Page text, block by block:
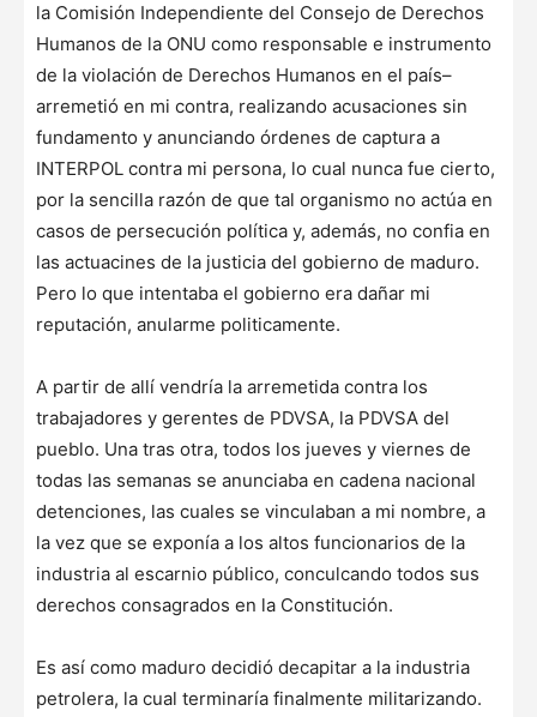
la Comisión Independiente del Consejo de Derechos
Humanos de la ONU como responsable e instrumento
de la violación de Derechos Humanos en el país–
arremetió en mi contra, realizando acusaciones sin
fundamento y anunciando órdenes de captura a
INTERPOL contra mi persona, lo cual nunca fue cierto,
por la sencilla razón de que tal organismo no actúa en
casos de persecución política y, además, no confia en
las actuacines de la justicia del gobierno de maduro.
Pero lo que intentaba el gobierno era dañar mi
reputación, anularme politicamente.
A partir de allí vendría la arremetida contra los
trabajadores y gerentes de PDVSA, la PDVSA del
pueblo. Una tras otra, todos los jueves y viernes de
todas las semanas se anunciaba en cadena nacional
detenciones, las cuales se vinculaban a mi nombre, a
la vez que se exponía a los altos funcionarios de la
industria al escarnio público, conculcando todos sus
derechos consagrados en la Constitución.
Es así como maduro decidió decapitar a la industria
petrolera, la cual terminaría finalmente militarizando.